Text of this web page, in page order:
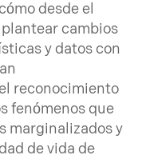
desde el
cambios
y datos con
reconocimiento
fenómenos que
marginalizados y
de vida de